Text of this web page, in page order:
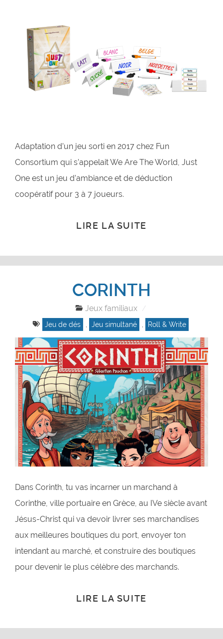
Adaptation d’un jeu sorti en 2017 chez Fun
Consortium qui s’appelait We Are The World, Just
One est un jeu d’ambiance et de déduction
coopératif pour 3 à 7 joueurs.
LIRE LA SUITE
CORINTH
Jeux familiaux
Jeu de dés Jeu simultané Roll & Write
Dans Corinth, tu vas incarner un marchand à
Corinthe, ville portuaire en Grèce, au IVe siècle avant
Jésus-Christ qui va devoir livrer ses marchandises
aux meilleures boutiques du port, envoyer ton
intendant au marché, et construire des boutiques
pour devenir le plus célèbre des marchands.
LIRE LA SUITE